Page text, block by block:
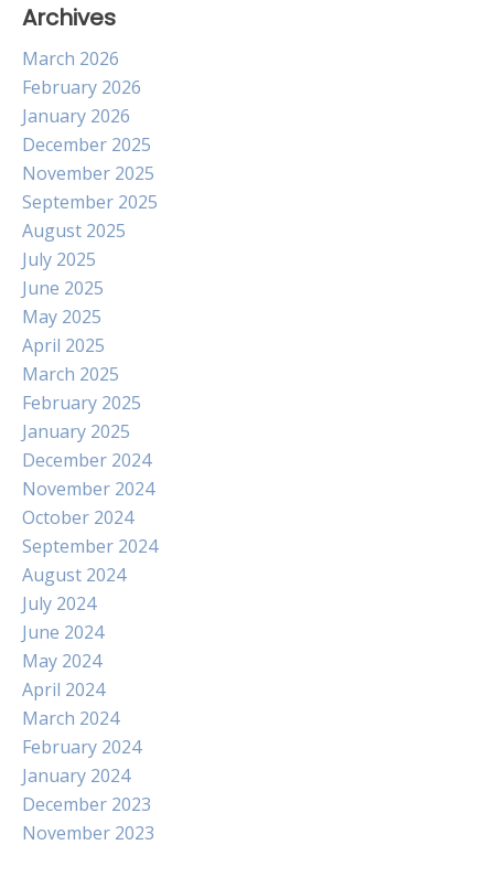
Archives
March 2026
February 2026
January 2026
December 2025
November 2025
September 2025
August 2025
July 2025
June 2025
May 2025
April 2025
March 2025
February 2025
January 2025
December 2024
November 2024
October 2024
September 2024
August 2024
July 2024
June 2024
May 2024
April 2024
March 2024
February 2024
January 2024
December 2023
November 2023